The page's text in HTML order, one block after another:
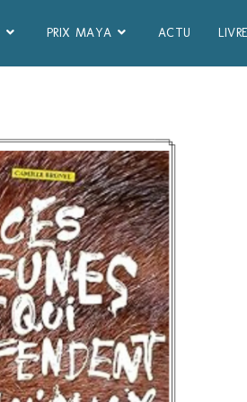
PRIX MAYA ACTU